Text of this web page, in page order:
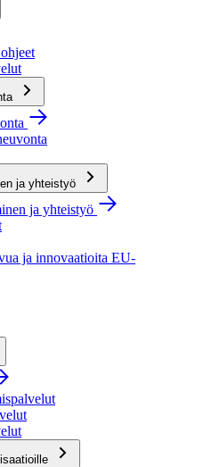
ja yhteistyö
ja yhteistyö
ja innovaatioita EU-